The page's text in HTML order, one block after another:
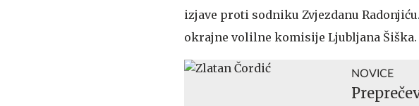
izjave proti sodniku Zvjezdanu
okrajne volilne komisije Ljubljana Šiška.
NOVICE